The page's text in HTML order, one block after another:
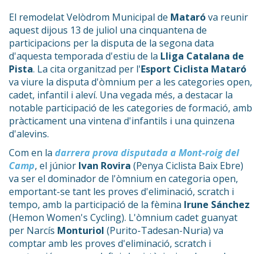
El remodelat Velòdrom Municipal de Mataróva reunir
aquest dijous 13 de juliol una cinquantena de
participacions per la disputa de la segona data
d'aquesta temporada d'estiu de la Lliga Catalana de
Pista. La cita organitzad per l'Esport Ciclista Mataró
va viure la disputa d'òmnium per a les categories open,
cadet, infantil i aleví. Una vegada més, a destacar la
notable participació de les categories de formació, amb
pràcticament una vintena d'infantils i una quinzena
d'alevins.
Com en la darrera prova disputada a Mont-roig del
Camp, el júnior Ivan Rovira (Penya Ciclista Baix Ebre)
va ser el dominador de l'òmnium en categoria open,
emportant-se tant les proves d'eliminació, scratch i
tempo, amb la participació de la fèmina Irune Sánchez
(Hemon Women's Cycling). L'òmnium cadet guanyat
per Narcís Monturiol (Purito-Tadesan-Nuria) va
comptar amb les proves d'eliminació, scratch i